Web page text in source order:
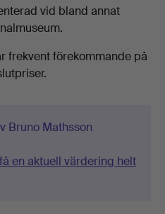
vid bland annat
frekvent förekommande på
Bruno Mathsson
en aktuell värdering helt